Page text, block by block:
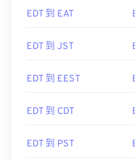
EDT 到 EAT
EDT 到 JST
EDT 到 EEST
EDT 到 CDT
EDT 到 PST